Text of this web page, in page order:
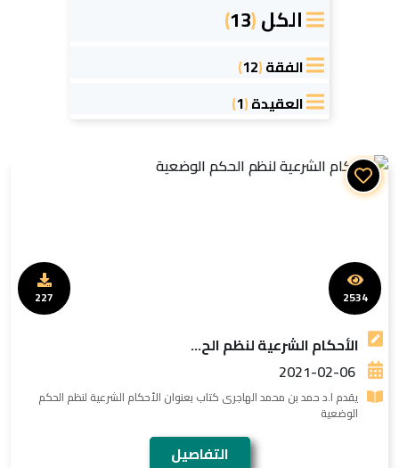
الكل(
13
)
الفقة(
12
)
العقيدة(
1
)
الأحكام الشرعية لنظم الح...
2021-02-06
يقدم ا.د حمد بن محمد الهاجرى كتاب بعنوان الأحكام الشرعية لنظم الحكم
الوضعية
التفاصيل
2534
227